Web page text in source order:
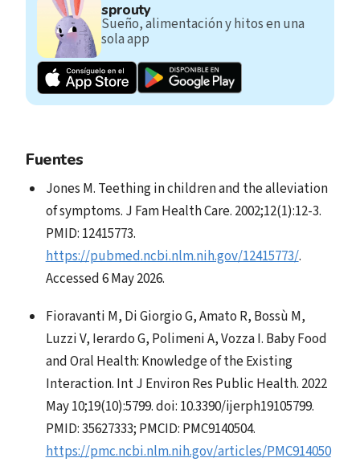
sprouty
Sueño, alimentación y hitos en una
sola app
Fuentes
Jones M. Teething in children and the alleviation
of symptoms. J Fam Health Care. 2002;12(1):12-3.
PMID: 12415773.
https://pubmed.ncbi.nlm.nih.gov/12415773/.
Accessed 6 May 2026.
Fioravanti M, Di Giorgio G, Amato R, Bossù M,
Luzzi V, Ierardo G, Polimeni A, Vozza I. Baby Food
and Oral Health: Knowledge of the Existing
Interaction. Int J Environ Res Public Health. 2022
May 10;19(10):5799. doi: 10.3390/ijerph19105799.
PMID: 35627333; PMCID: PMC9140504.
https://pmc.ncbi.nlm.nih.gov/articles/PMC914050